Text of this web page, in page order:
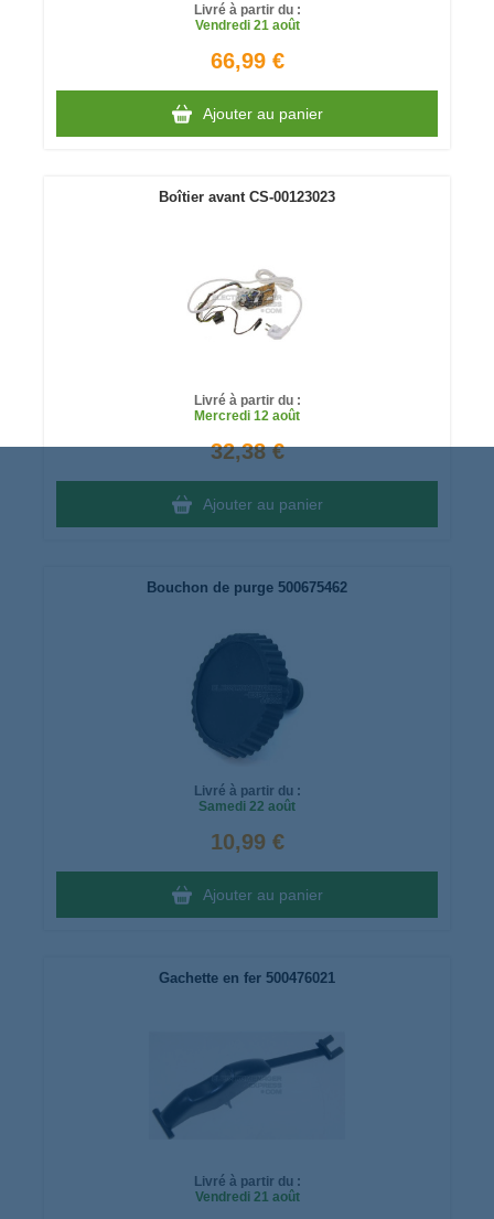
Livré à partir du :
Vendredi21 août
66,99 €
Ajouter au panier
Boîtier avant CS-00123023
Livré à partir du :
Mercredi 12 août
32,38 €
Ajouter au panier
Bouchon de purge 500675462
Livré à partir du :
Samedi 22 août
10,99 €
Ajouter au panier
Gachette en fer 500476021
Livré à partir du :
Vendredi21 août